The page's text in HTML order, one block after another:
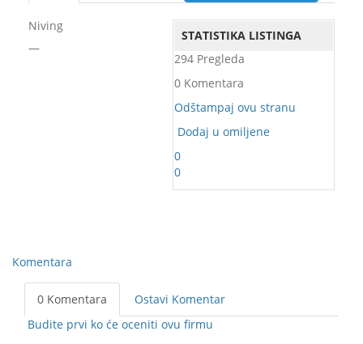
STATISTIKA LISTINGA
294 Pregleda
0 Komentara
Odštampaj ovu stranu
Dodaj u omiljene
0
0
Niving
—
Komentara
0 Komentara
Ostavi Komentar
Budite prvi ko će oceniti ovu firmu